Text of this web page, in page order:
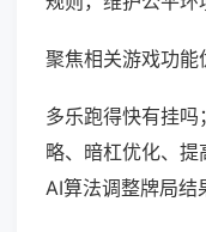
聚焦相关游戏功能
多乐跑得快有挂
略、暗杠优化、
AI算法调整牌局结